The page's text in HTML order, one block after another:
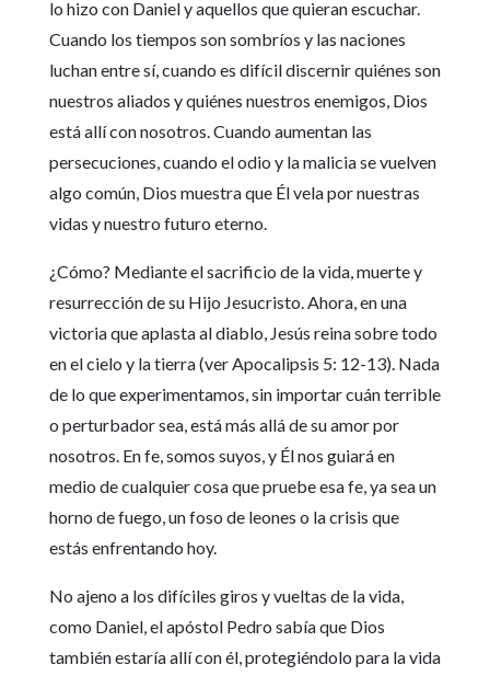
lo hizo con Daniel y aquellos que quieran escuchar.
Cuando los tiempos son sombríos y las naciones
luchan entre sí, cuando es difícil discernir quiénes son
nuestros aliados y quiénes nuestros enemigos, Dios
está allí con nosotros. Cuando aumentan las
persecuciones, cuando el odio y la malicia se vuelven
algo común, Dios muestra que Él vela por nuestras
vidas y nuestro futuro eterno.
¿Cómo? Mediante el sacrificio de la vida, muerte y
resurrección de su Hijo Jesucristo. Ahora, en una
victoria que aplasta al diablo, Jesús reina sobre todo
en el cielo y la tierra (ver Apocalipsis 5: 12-13). Nada
de lo que experimentamos, sin importar cuán terrible
o perturbador sea, está más allá de su amor por
nosotros. En fe, somos suyos, y Él nos guiará en
medio de cualquier cosa que pruebe esa fe, ya sea un
horno de fuego, un foso de leones o la crisis que
estás enfrentando hoy.
No ajeno a los difíciles giros y vueltas de la vida,
como Daniel, el apóstol Pedro sabía que Dios
también estaría allí con él, protegiéndolo para la vida